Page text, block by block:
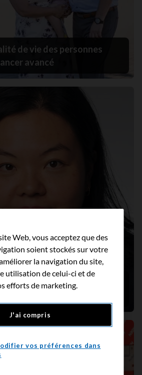
de vie des personnes
avancé
vaccin pour traiter le
Web, vous acceptez que des
soient stockés sur votre
la navigation du site,
utilisation de celui-ci et de
efforts de marketing.
J'ai compris
vos préférences dans